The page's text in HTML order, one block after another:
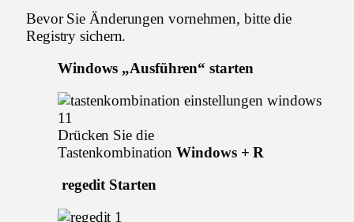
Bevor Sie Änderungen vornehmen, bitte die
Registry sichern.
Windows „Ausführen“ starten
Drücken Sie die
TastenkombinationWindows + R
regedit Starten